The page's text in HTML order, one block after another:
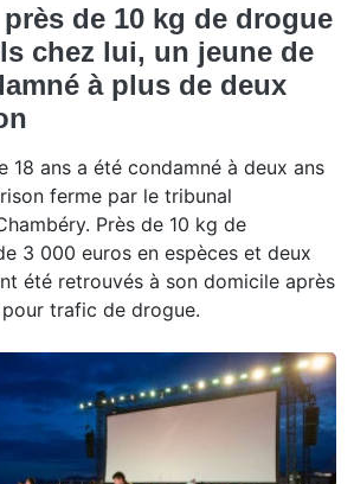
de 10 kg de drogue
chez lui, un jeune de
à plus de deux
18 ans a été condamné à deux ans
ferme par le tribunal
Près de 10 kg de
3 000 euros en espèces et deux
été retrouvés à son domicile après
trafic de drogue.